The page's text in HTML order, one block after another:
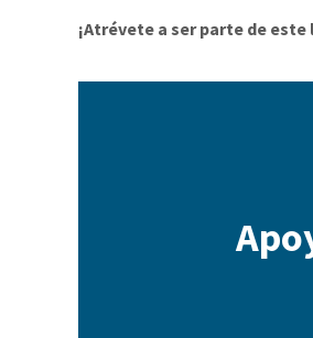
¡Atrévete a ser parte de